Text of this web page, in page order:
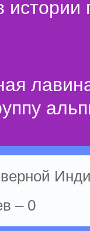
истории
– 0